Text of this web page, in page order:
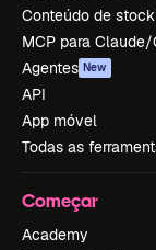
Conteúdo de stock
MCP para Claude/
Agentes New
API
App móvel
Todas as
Começar
Academy